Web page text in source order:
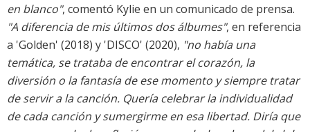
en blanco", comentó Kylie en un comunicado de prensa.
"A diferencia de mis últimos dos álbumes", en referencia
a 'Golden' (2018) y 'DISCO' (2020), "no había una
temática, se trataba de encontrar el corazón, la
diversión o la fantasía de ese momento y siempre tratar
de servir a la canción. Quería celebrar la individualidad
de cada canción y sumergirme en esa libertad. Diría que